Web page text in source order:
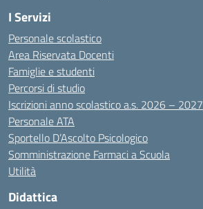
I Servizi
Personale scolastico
Area Riservata Docenti
Famiglie e studenti
Percorsi di studio
Iscrizioni anno scolastico a.s. 2026 – 2027
Personale ATA
Sportello D’Ascolto Psicologico
Somministrazione Farmaci a Scuola
Utilità
Didattica